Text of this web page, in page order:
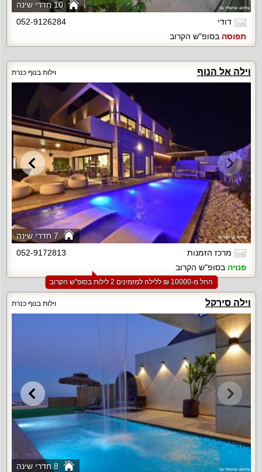
10 חדרי שינה
דודי
052-9126284
תפוסה בסופ"ש הקרוב
וילה אל הנוף וילות בנוף כנרת
7 חדרי שינה
מרכז הזמנות
052-9172813
פנויה בסופ"ש הקרוב
החל מ-‏10000 ₪ ללילה למזמינים 2 לילות בסופ"ש הקרוב
וילה סירקל וילות בנוף כנרת
8 חדרי שינה